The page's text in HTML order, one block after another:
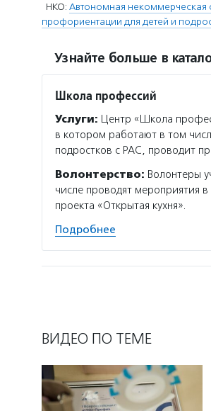
НКО: Автономная некоммерческая
профориентации для детей и
Узнайте больше в
Школа профессий
Услуги: Центр «Школа
в котором работают в том
подростков с РАС, проводит
Волонтерство: Волонтеры
числе проводят мероприятия
проекта «Открытая кухня».
Подробнее
ВИДЕО ПО ТЕМЕ